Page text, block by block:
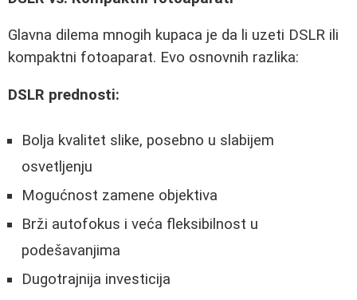
Glavna dilema mnogih kupaca je da li uzeti DSLR ili
kompaktni fotoaparat. Evo osnovnih razlika:
DSLR prednosti:
Bolja kvalitet slike, posebno u slabijem
osvetljenju
Mogućnost zamene objektiva
Brži autofokus i veća fleksibilnost u
podešavanjima
Dugotrajnija investicija